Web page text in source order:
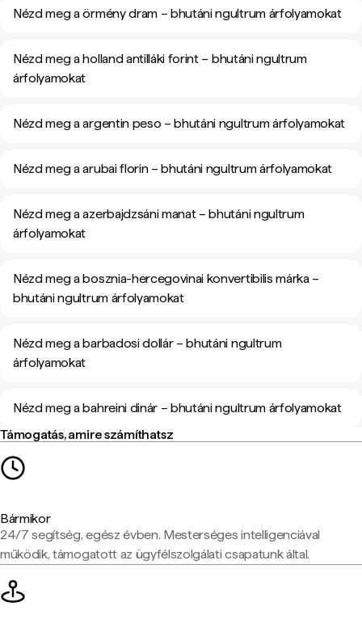
Nézd meg a örmény dram – bhutáni ngultrum árfolyamokat
Nézd meg a holland antilláki forint – bhutáni ngultrum
árfolyamokat
Nézd meg a argentin peso – bhutáni ngultrum árfolyamokat
Nézd meg a arubai florin – bhutáni ngultrum árfolyamokat
Nézd meg a azerbajdzsáni manat – bhutáni ngultrum
árfolyamokat
Nézd meg a bosznia-hercegovinai konvertibilis márka –
bhutáni ngultrum árfolyamokat
Nézd meg a barbadosi dollár – bhutáni ngultrum
árfolyamokat
Nézd meg a bahreini dinár – bhutáni ngultrum árfolyamokat
Támogatás, amire számíthatsz
Bármikor
24/7 segítség, egész évben. Mesterséges intelligenciával
működik, támogatott az ügyfélszolgálati csapatunk által.